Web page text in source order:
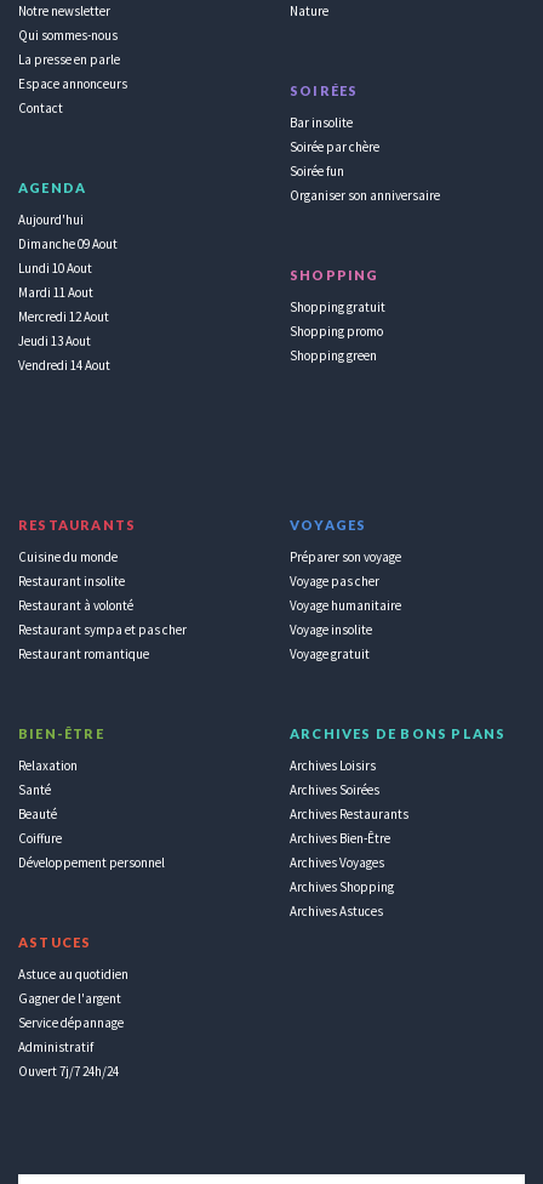
Notre newsletter
Qui sommes-nous
La presse en parle
Espace annonceurs
Contact
AGENDA
Aujourd'hui
Dimanche 09 Aout
Lundi 10 Aout
Mardi 11 Aout
Mercredi 12 Aout
Jeudi 13 Aout
Vendredi 14 Aout
Nature
SOIRÉES
Bar insolite
Soirée par chère
Soirée fun
Organiser son anniversaire
SHOPPING
Shopping gratuit
Shopping promo
Shopping green
RESTAURANTS
Cuisine du monde
Restaurant insolite
Restaurant à volonté
Restaurant sympa et pas cher
Restaurant romantique
BIEN-ÊTRE
Relaxation
Santé
Beauté
Coiffure
Développement personnel
ASTUCES
Astuce au quotidien
Gagner de l'argent
Service dépannage
Administratif
Ouvert 7j/7 24h/24
VOYAGES
Préparer son voyage
Voyage pas cher
Voyage humanitaire
Voyage insolite
Voyage gratuit
ARCHIVES DE BONS PLANS
Archives Loisirs
Archives Soirées
Archives Restaurants
Archives Bien-Être
Archives Voyages
Archives Shopping
Archives Astuces